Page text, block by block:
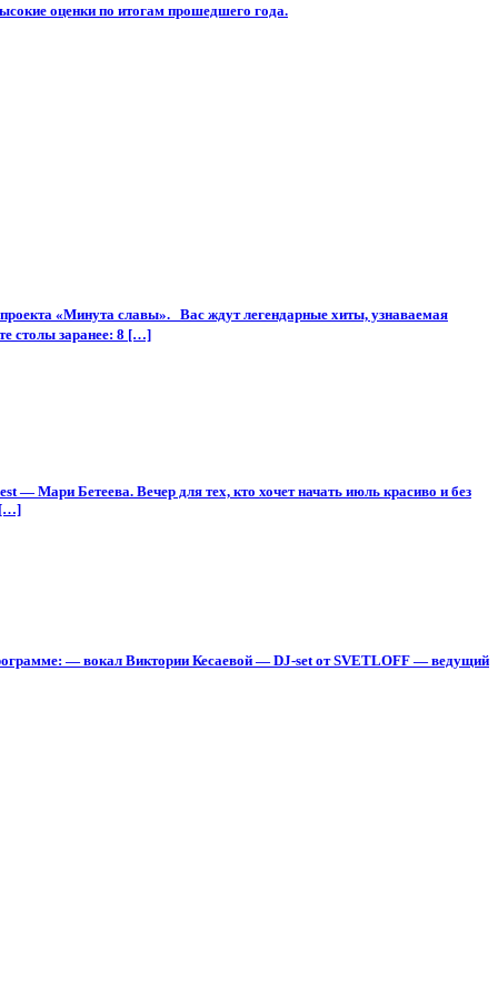
оценки по итогам прошедшего года.
«Минута славы». Вас ждут легендарные хиты, узнаваемая
столы заранее: 8 […]
Бетеева. Вечер для тех, кто хочет начать июль красиво и без
[…]
— вокал Виктории Кесаевой — DJ-set от SVETLOFF — ведущий